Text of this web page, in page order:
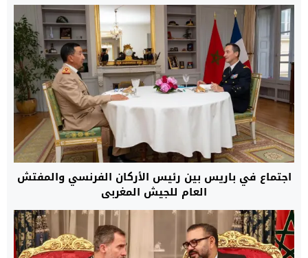
اجتماع في باريس بين رئيس الأركان الفرنسي والمفتش
العام للجيش المغربي